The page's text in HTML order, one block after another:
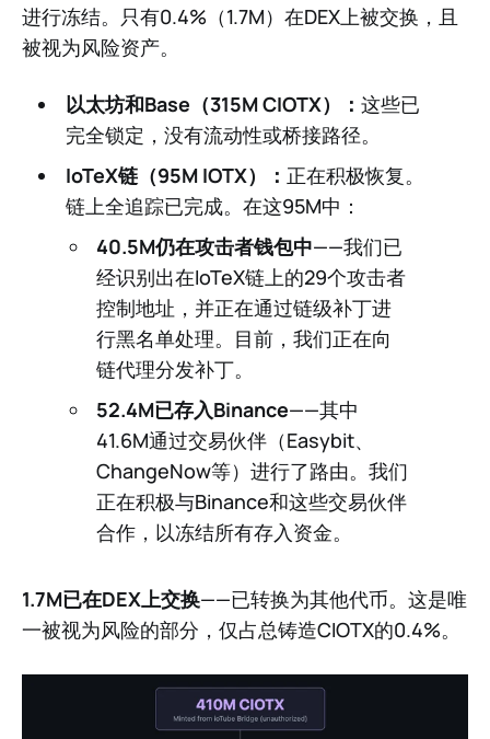
进行冻结。只有0.4%（1.7M）在DEX上被交换，且
被视为风险资产。
以太坊和Base（315M CIOTX）： 这些已
完全锁定，没有流动性或桥接路径。
IoTeX链（95M IOTX）： 正在积极恢复。
链上全追踪已完成。在这95M中：
40.5M仍在攻击者钱包中——我们已
经识别出在IoTeX链上的29个攻击者
控制地址，并正在通过链级补丁进
行黑名单处理。目前，我们正在向
链代理分发补丁。
52.4M已存入Binance——其中
41.6M通过交易伙伴（Easybit、
ChangeNow等）进行了路由。我们
正在积极与Binance和这些交易伙伴
合作，以冻结所有存入资金。
1.7M已在DEX上交换——已转换为其他代币。这是唯
一被视为风险的部分，仅占总铸造CIOTX的0.4%。